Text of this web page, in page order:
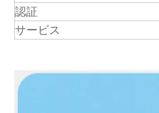
認証
サービス